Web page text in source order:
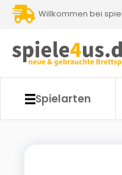
Willkommen bei
Spielarten